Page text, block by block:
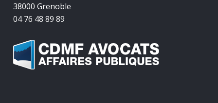
38000 Grenoble
04 76 48 89 89